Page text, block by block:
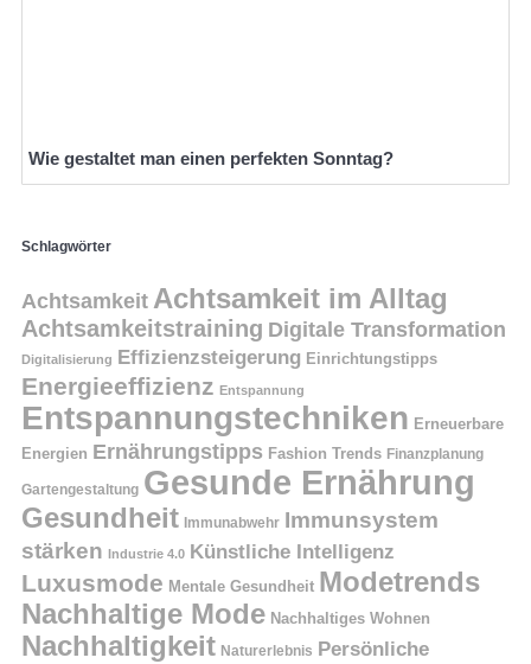
Wie gestaltet man einen perfekten Sonntag?
Schlagwörter
Achtsamkeit Achtsamkeit im Alltag
Achtsamkeitstraining Digitale Transformation
Digitalisierung Effizienzsteigerung Einrichtungstipps
Energieeffizienz Entspannung
Entspannungstechniken Erneuerbare
Energien Ernährungstipps Fashion Trends Finanzplanung
Gartengestaltung Gesunde Ernährung
Gesundheit Immunabwehr Immunsystem
stärken
Industrie 4.0 Künstliche Intelligenz
Luxusmode Mentale Gesundheit Modetrends
Nachhaltige Mode Nachhaltiges Wohnen
Nachhaltigkeit Naturerlebnis Persönliche